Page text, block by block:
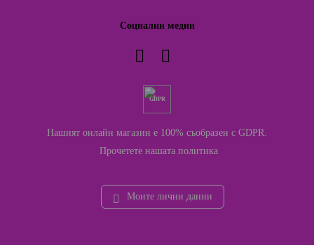
Социални медии
GDPR
Нашият онлайн магазин е 100% съобразен с GDPR.
Прочетете нашата политика
Моите лични данни